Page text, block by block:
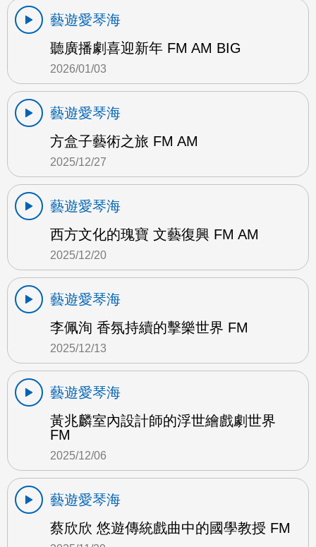
藝遊愛琴海
聽廣播劇喜迎新年 FM AM BIG
2026/01/03
藝遊愛琴海
方盒子藝術之旅 FM AM
2025/12/27
藝遊愛琴海
西方文化的瑰寶 文藝復興 FM AM
2025/12/20
藝遊愛琴海
李佩洵 香氛持續的擊樂世界 FM
2025/12/13
藝遊愛琴海
黃兆麟室內設計師的浮世繪戲劇世界
FM
2025/12/06
藝遊愛琴海
蔡欣欣 悠遊傳統戲曲中的國學教授 FM